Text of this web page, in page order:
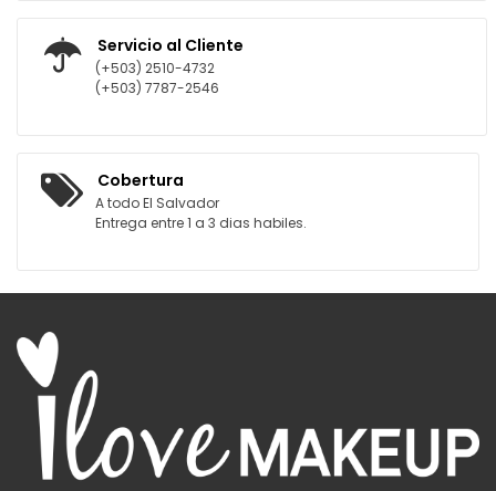
Servicio al Cliente
(+503) 2510-4732
(+503) 7787-2546
Cobertura
A todo El Salvador
Entrega entre 1 a 3 dias habiles.